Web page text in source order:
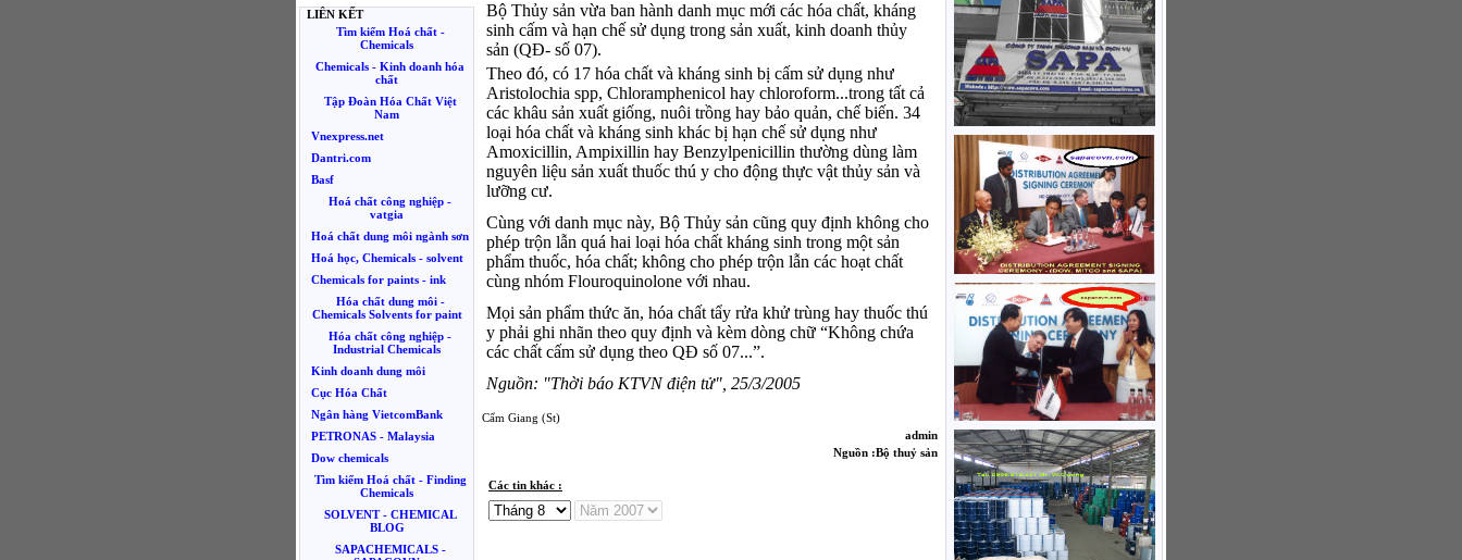
LIÊN KẾT
Tìm kiếm Hoá chất -
Chemicals
Chemicals - Kinh doanh hóa
chất
Tập Đoàn Hóa Chất Việt
Nam
Vnexpress.net
Dantri.com
Basf
Hoá chất công nghiệp -
vatgia
Hoá chất dung môi ngành sơn
Hoá học, Chemicals - solvent
Chemicals for paints - ink
Hóa chất dung môi -
Chemicals Solvents for paint
Hóa chất công nghiệp -
Industrial Chemicals
Kinh doanh dung môi
Cục Hóa Chất
Ngân hàng VietcomBank
PETRONAS - Malaysia
Dow chemicals
Tìm kiếm Hoá chất - Finding
Chemicals
SOLVENT - CHEMICAL
BLOG
SAPACHEMICALS -
Bộ Thủy sản vừa ban hành danh mục mới các hóa chất, kháng
sinh cấm và hạn chế sử dụng trong sản xuất, kinh doanh thủy
sản (QĐ- số 07).
Theo đó, có 17 hóa chất và kháng sinh bị cấm sử dụng như
Aristolochia spp, Chloramphenicol hay chloroform...trong tất cả
các khâu sản xuất giống, nuôi trồng hay bảo quản, chế biến. 34
loại hóa chất và kháng sinh khác bị hạn chế sử dụng như
Amoxicillin, Ampixillin hay Benzylpenicillin thường dùng làm
nguyên liệu sản xuất thuốc thú y cho động thực vật thủy sản và
lưỡng cư.
Cùng với danh mục này, Bộ Thủy sản cũng quy định không cho
phép trộn lẫn quá hai loại hóa chất kháng sinh trong một sản
phẩm thuốc, hóa chất; không cho phép trộn lẫn các hoạt chất
cùng nhóm Flouroquinolone với nhau.
Mọi sản phẩm thức ăn, hóa chất tẩy rửa khử trùng hay thuốc thú
y phải ghi nhãn theo quy định và kèm dòng chữ “Không chứa
các chất cấm sử dụng theo QĐ số 07...”.
Nguồn: "Thời báo KTVN điện tử", 25/3/2005
Cẩm Giang (St)
admin
Nguồn :Bộ thuỷ sản
Các tin khác :